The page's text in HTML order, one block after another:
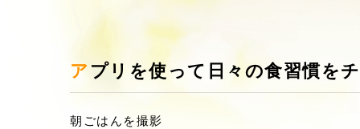
アプリを使って日々の食習慣を
朝ごはんを撮影